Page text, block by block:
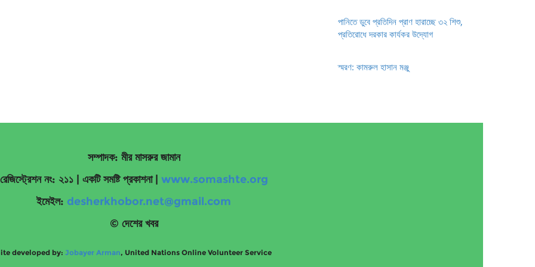
পানিতে ডুবে প্রতিদিন প্রাণ হারাচ্ছে ৩২ শিশু,
প্রতিরোধে দরকার কার্যকর উদ্যোগ
স্মরণ: কামরুল হাসান মঞ্জু
সম্পাদক: মীর মাসরুর জামান
রেজিস্ট্রেশন নং: ২১১ | একটি সমষ্টি প্রকাশনা www.somashte.org
ইমেইল: desherkhobor.net@gmail.com
© দেশের খবর
developed by: Jobayer Arman, United Nations Online Volunteer Service